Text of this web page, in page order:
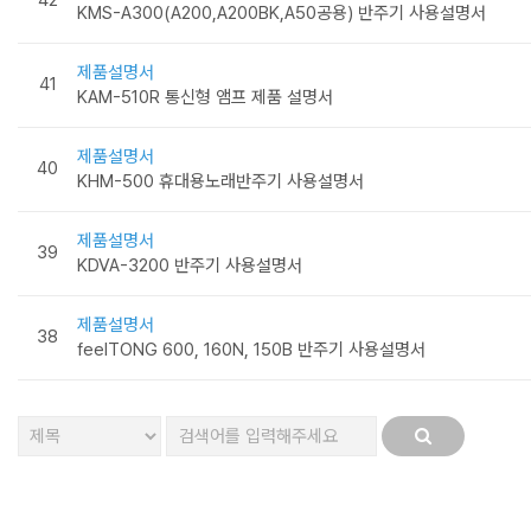
KMS-A300(A200,A200BK,A50공용) 반주기 사용설명서
41
제품설명서
KAM-510R 통신형 앰프 제품 설명서
40
제품설명서
KHM-500 휴대용노래반주기 사용설명서
39
제품설명서
KDVA-3200 반주기 사용설명서
38
제품설명서
feelTONG 600, 160N, 150B 반주기 사용설명서